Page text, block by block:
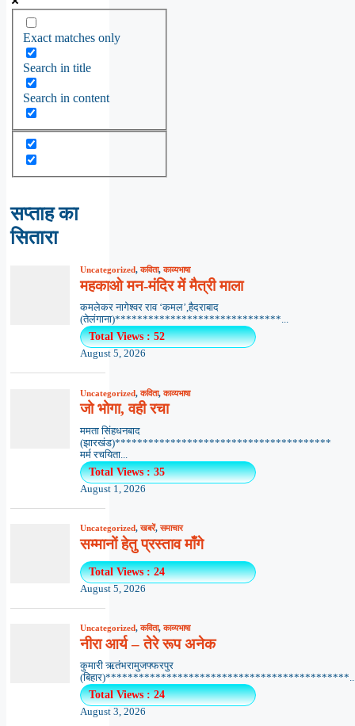
Exact matches only
Search in title
Search in content
सप्ताह का
सितारा
Uncategorized,कविता,काव्यभाषा
महकाओ मन-मंदिर में मैत्री माला
कमलेकर नागेश्वर राव ‘कमल’,हैदराबाद
(तेलंगाना)******************************...
Total Views : 52
August 5, 2026
Uncategorized,कविता,काव्यभाषा
जो भोगा, वही रचा
ममता सिंहधनबाद
(झारखंड)***************************************
मर्म रचयिता...
Total Views : 35
August 1, 2026
Uncategorized,खबरें,समाचार
सम्मानों हेतु प्रस्ताव माँगे
Total Views : 24
August 5, 2026
Uncategorized,कविता,काव्यभाषा
नीरा आर्य – तेरे रूप अनेक
कुमारी ऋतंभरामुजफ्फरपुर
Total Views : 24
August 3, 2026